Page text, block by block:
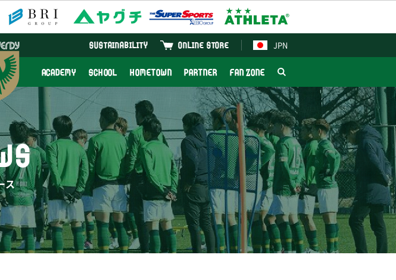
JPN
ONLINE STORE
SUSTAINABILITY
ACADEMY SCHOOL HOMETOWN PARTNER FAN ZONE
ス